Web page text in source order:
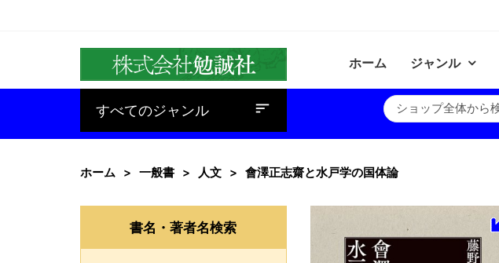
ホーム ジャンル
すべてのジャンル
baseline_sort
ホーム 一般書 人文 會澤正志齋と水戸学の国体論
書名・著者名検索